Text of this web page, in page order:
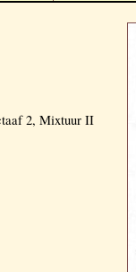
2, Mixtuur II